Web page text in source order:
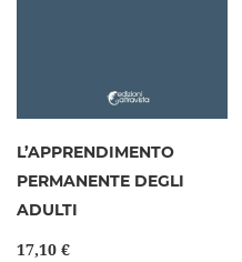
L’APPRENDIMENTO
PERMANENTE DEGLI
ADULTI
17,10 €